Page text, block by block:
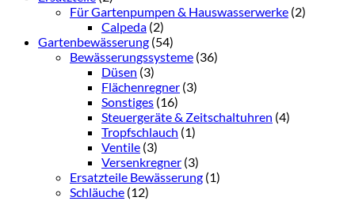
Für Gartenpumpen & Hauswasserwerke (2)
Calpeda (2)
Gartenbewässerung (54)
Bewässerungssysteme (36)
Düsen (3)
Flächenregner (3)
Sonstiges (16)
Steuergeräte & Zeitschaltuhren (4)
Tropfschlauch (1)
Ventile (3)
Versenkregner (3)
Ersatzteile Bewässerung (1)
Schläuche (12)